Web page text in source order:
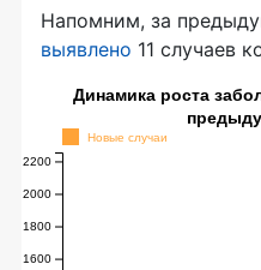
Напомним, за
выявлено 11 случаев